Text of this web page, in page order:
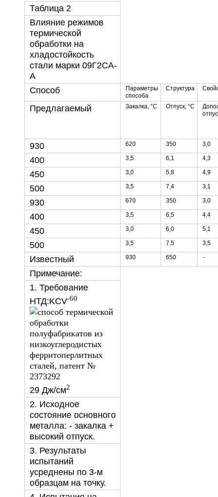
Таблица 2
Влияние режимов
термической
обработки на
хладостойкость
стали марки 09Г2СА-
А
Способ
Параметры
способа
Структура
Предлагаемый Закалка, °С Отпуск, °С
930 620 350 3,0
400 3,5 6,1 4,3
450 3,0 5,8 4,9
500 3,5 7,4 3,1
930 670 350 3,0
400 3,5 6,5 4,4
450 3,0 6,0 5,1
500 3,5 7,5 3,5
Известный 930 650 -
Примечание:
1. Требование
НТД:KCV-60
29 Дж/см2
2. Исходное
состояние основного
металла: - закалка +
высокий отпуск.
3. Результаты
испытаний
усреднены по 3-м
образцам на точку.